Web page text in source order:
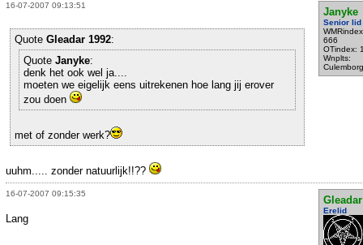
16-07-2007 09:13:51
Janyke
Senior lid
666
OTindex:
Wnplts:
Culemborg
Quote Gleadar 1992:
Quote Janyke:
denk het ook wel ja....
moeten we eigelijk eens uitrekenen hoe lang jij erover
zou doen
met of zonder werk?
uuhm..... zonder natuurlijk!!??
16-07-2007 09:15:35
Gleadar
Erelid
Lang